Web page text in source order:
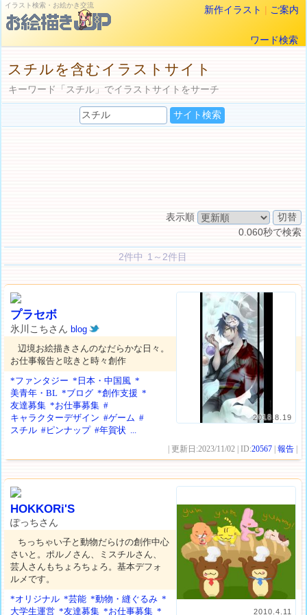
イラスト検索・お絵かき交流 新作イラスト | ご案内
ワード検索
スチルを含むイラストサイト
キーワード「スチル」でイラストサイトをサーチ
表示順
0.060秒で検索
2件中 1～2件目
2018.8.19
プラセボ
氷川こちさんblog
辺境お絵描きさんのなだらかな日々。
お仕事報告と呟きと時々創作
*ファンタジー *日本・中国風 *
美青年・BL *ブログ *創作支援 *
友達募集 *お仕事募集 #
キャラクターデザイン #ゲーム #
スチル #ピンナップ #年賀状 ...
| 更新日:2023/11/02 | ID:20567 |報告
2010.4.11
HOKKORi'S
ぽっちさん
ちっちゃい子と動物だらけの創作中心
さいと。ポルノさん、ミスチルさん、
芸人さんもちょろちょろ。基本デフォ
ルメです。
*オリジナル *芸能 *動物・縫ぐるみ *
大学生運営 *友達募集 *お仕事募集 *